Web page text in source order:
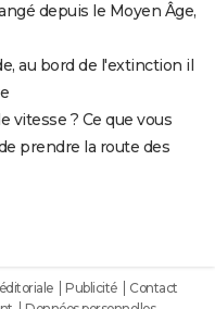
depuis le Moyen Âge,
au bord de l'extinction il
vitesse ? Ce que vous
prendre la route des
Publicité
Contact